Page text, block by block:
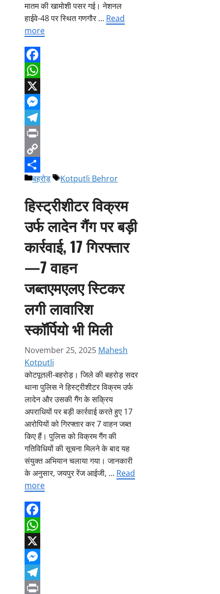
मातम की खामोशी पसर गई। नेशनल
हाईवे-48 पर स्थित गणगौर … Read
more
Facebook
WhatsApp
X
Messenger
Telegram
Print
Copy
Link
Share
Categories
बहरोड़ Tags
Kotputli Behror
हिस्ट्रीशीटर विक्रम
उर्फ लादेन गैंग पर बड़ी
कार्रवाई, 17 गिरफ्तार
—7 वाहन
जब्तएमएलए स्टिकर
लगी लावारिश
स्कॉर्पियो भी मिली
November 25, 2025 Mahesh
Kotputli
कोटपूतली-बहरोड़। जिले की बहरोड़ सदर
थाना पुलिस ने हिस्ट्रीशीटर विक्रम उर्फ
लादेन और उसकी गैंग के सक्रिय
अपराधियों पर बड़ी कार्रवाई करते हुए 17
आरोपियों को गिरफ्तार कर 7 वाहन जब्त
किए हैं। पुलिस को विक्रम गैंग की
गतिविधियों की सूचना मिलने के बाद यह
संयुक्त अभियान चलाया गया। जानकारी
के अनुसार, जयपुर रेंज आईजी, … Read
more
Facebook
WhatsApp
X
Messenger
Telegram